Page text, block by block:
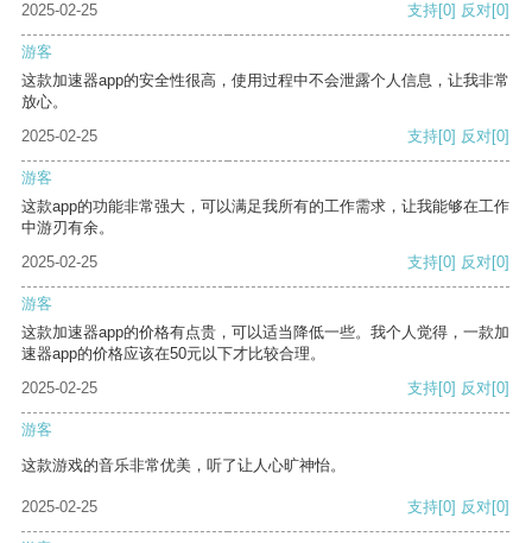
2025-02-25
支持[0] 反对[0]
游客
这款加速器app的安全性很高，使用过程中不会泄露个人信息，让我非常
放心。
2025-02-25
支持[0] 反对[0]
游客
这款app的功能非常强大，可以满足我所有的工作需求，让我能够在工作
中游刃有余。
2025-02-25
支持[0] 反对[0]
游客
这款加速器app的价格有点贵，可以适当降低一些。我个人觉得，一款加
速器app的价格应该在50元以下才比较合理。
2025-02-25
支持[0] 反对[0]
游客
这款游戏的音乐非常优美，听了让人心旷神怡。
2025-02-25 支持[0] 反对[0]